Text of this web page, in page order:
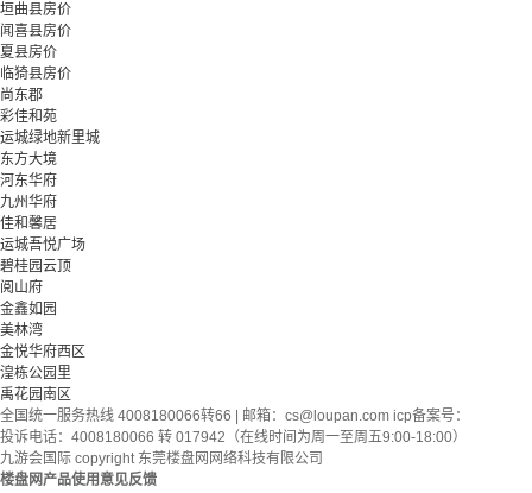
垣曲县房价
闻喜县房价
夏县房价
临猗县房价
尚东郡
彩佳和苑
运城绿地新里城
东方大境
河东华府
九州华府
佳和馨居
运城吾悦广场
碧桂园云顶
阅山府
金鑫如园
美林湾
金悦华府西区
湟栋公园里
禹花园南区
全国统一服务热线 4008180066转66 | 邮箱： cs@loupan.com icp备案号：
投诉电话：4008180066 转 017942（在线时间为周一至周五9:00-18:00）
九游会国际 copyright 东莞楼盘网网络科技有限公司
楼盘网产品使用意见反馈